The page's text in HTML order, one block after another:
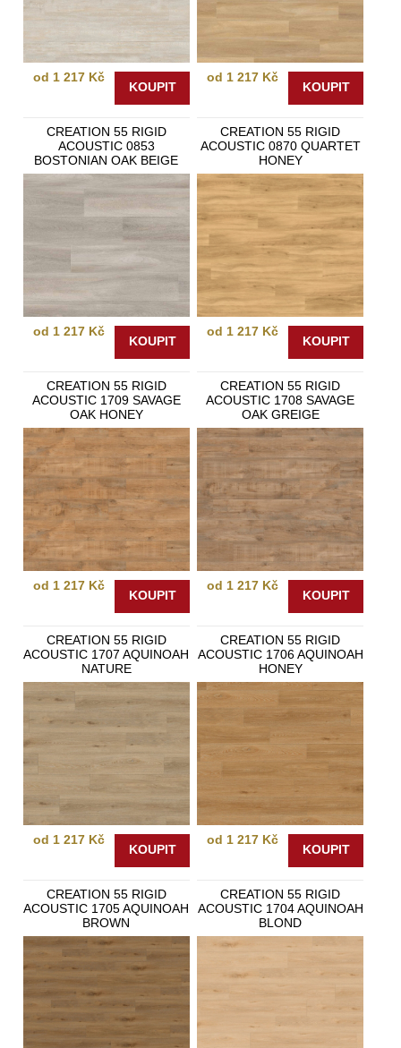
od 1 217 Kč
KOUPIT
od 1 217 Kč
KOUPIT
CREATION 55 RIGID
ACOUSTIC 0853
BOSTONIAN OAK BEIGE
od 1 217 Kč
KOUPIT
CREATION 55 RIGID
ACOUSTIC 0870 QUARTET
HONEY
od 1 217 Kč
KOUPIT
CREATION 55 RIGID
ACOUSTIC 1709 SAVAGE
OAK HONEY
od 1 217 Kč
KOUPIT
CREATION 55 RIGID
ACOUSTIC 1708 SAVAGE
OAK GREIGE
od 1 217 Kč
KOUPIT
CREATION 55 RIGID
ACOUSTIC 1707 AQUINOAH
NATURE
od 1 217 Kč
KOUPIT
CREATION 55 RIGID
ACOUSTIC 1706 AQUINOAH
HONEY
od 1 217 Kč
KOUPIT
CREATION 55 RIGID
ACOUSTIC 1705 AQUINOAH
BROWN
CREATION 55 RIGID
ACOUSTIC 1704 AQUINOAH
BLOND